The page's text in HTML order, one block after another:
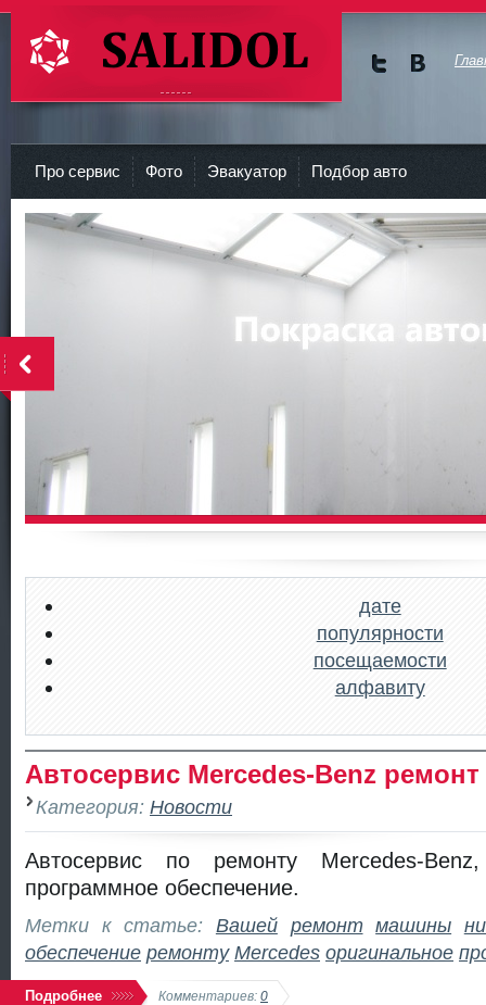
СТО Салидол | salidol в СПб и ЛО
Про сервис Фото Эвакуатор Подбор авто
дате
популярности
посещаемости
алфавиту
Автосервис Mercedes-Benz ремонт
Категория: Новости
Автосервис по ремонту Mercedes-
программное обеспечение.
Метки к статье: Вашей ремонт машины
обеспечение ремонту Mercedes оригинальное
Подробнее Комментариев: 0